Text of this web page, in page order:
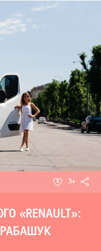
3+
«RENAULT»: